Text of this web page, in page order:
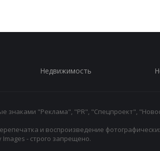
Недвижимость
знаками "Реклама", "PR", "Спецпроект",
и воспроизведение
- строго запрещено.